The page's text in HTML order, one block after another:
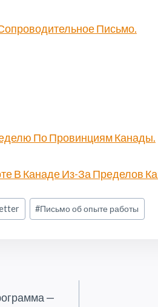
Письмо.
По Провинциям Канады.
В Канаде Из-За Пределов
#Письмо об опыте работы
—